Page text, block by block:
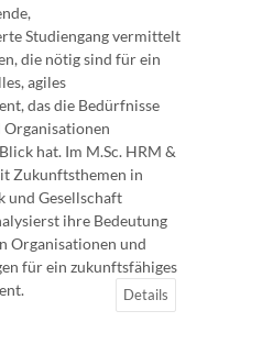
Studiengang vermittelt
die nötig sind für ein
agiles
das die Bedürfnisse
Organisationen
hat. Im M.Sc. HRM &
Zukunftsthemen in
und Gesellschaft
ihre Bedeutung
Organisationen und
für ein zukunftsfähiges
Details